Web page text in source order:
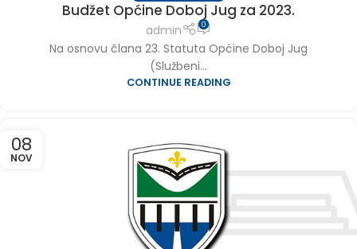
Budžet Općine Doboj Jug za 2023.
admin 0
Na osnovu člana 23. Statuta Općine Doboj Jug
(Službeni...
CONTINUE READING
08
NOV